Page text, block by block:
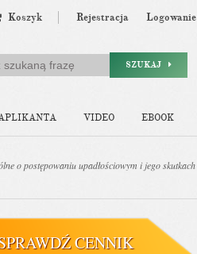
Koszyk Rejestracja Logowanie
SZUKAJ
VIDEO EBOOK
o postępowaniu upadłościowym i jego skutkach
CENNIK